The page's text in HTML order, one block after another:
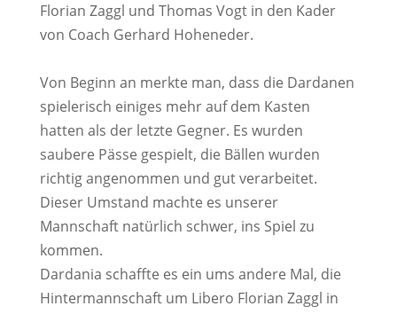
Florian Zaggl und Thomas Vogt in den Kader
von Coach Gerhard Hoheneder.
Von Beginn an merkte man, dass die Dardanen
spielerisch einiges mehr auf dem Kasten
hatten als der letzte Gegner. Es wurden
saubere Pässe gespielt, die Bällen wurden
richtig angenommen und gut verarbeitet.
Dieser Umstand machte es unserer
Mannschaft natürlich schwer, ins Spiel zu
kommen.
Dardania schaffte es ein ums andere Mal, die
Hintermannschaft um Libero Florian Zaggl in